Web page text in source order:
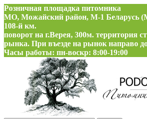
Розничная площадка питомника
МО, Можайский район, М-1 Беларусь
108-й км.
поворот на г.Верея, 300м. территория
рынка. При въезде на рынок направо
Часы работы: пн-воскр: 8:00-19:00